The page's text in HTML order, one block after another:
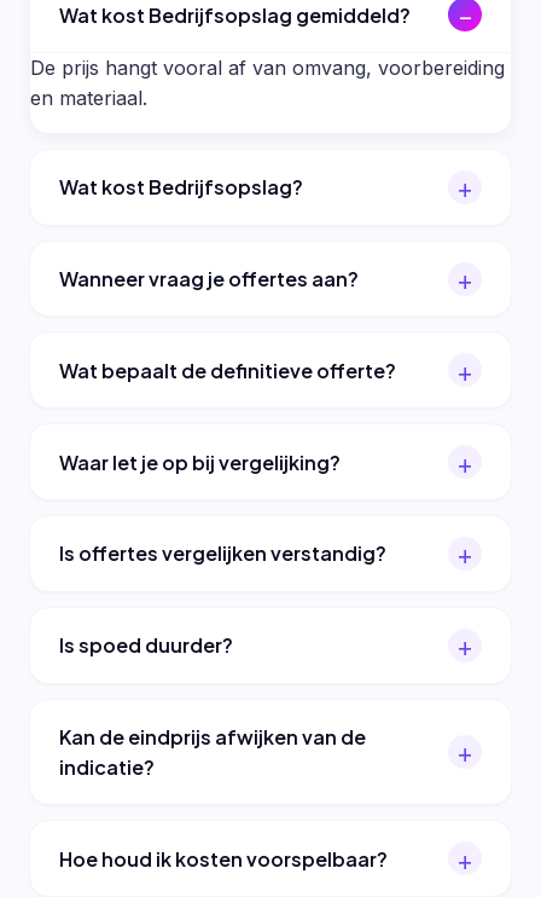
Wat kost Bedrijfsopslag gemiddeld?
De prijs hangt vooral af van omvang, voorbereiding
en materiaal.
Wat kost Bedrijfsopslag?
Wanneer vraag je offertes aan?
Wat bepaalt de definitieve offerte?
Waar let je op bij vergelijking?
Is offertes vergelijken verstandig?
Is spoed duurder?
Kan de eindprijs afwijken van de
indicatie?
Hoe houd ik kosten voorspelbaar?